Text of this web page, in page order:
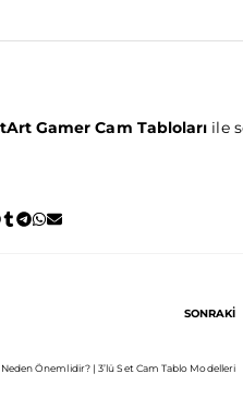
Gamer Cam Tabloları ile
SONRAKİ
Önemlidir? | 3’lü Set Cam Tablo Modelleri